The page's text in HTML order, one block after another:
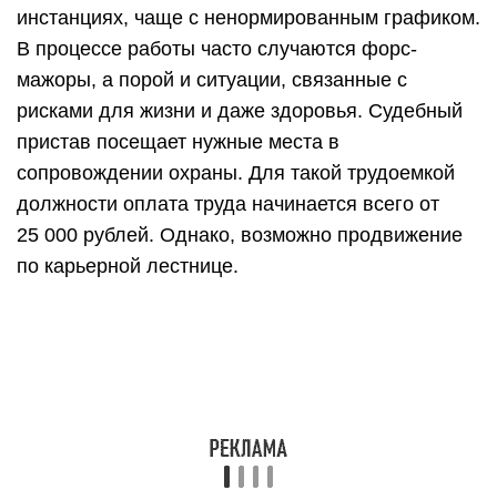
инстанциях, чаще с ненормированным графиком.
В процессе работы часто случаются форс-
мажоры, а порой и ситуации, связанные с
рисками для жизни и даже здоровья. Судебный
пристав посещает нужные места в
сопровождении охраны. Для такой трудоемкой
должности оплата труда начинается всего от
25 000 рублей. Однако, возможно продвижение
по карьерной лестнице.